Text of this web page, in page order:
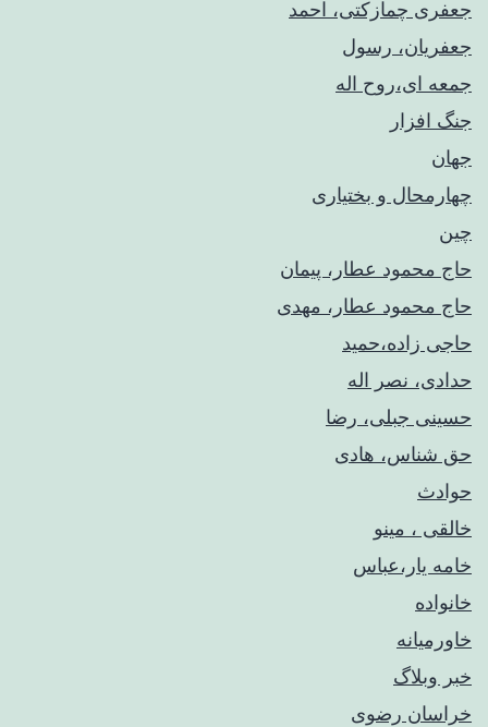
جعفری چمازکتی، احمد
جعفریان، رسول
جمعه ای،روح اله
جنگ افزار
جهان
چهارمحال و بختیاری
چین
حاج محمود عطار، پیمان
حاج محمود عطار، مهدی
حاجی زاده،حمید
حدادی، نصر اله
حسینی جبلی، رضا
حق شناس، هادی
حوادث
خالقی ، مینو
خامه یار،عباس
خانواده
خاورمیانه
خبر وبلاگ
خراسان رضوی